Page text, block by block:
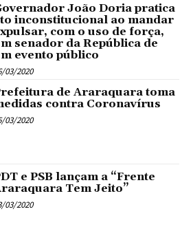
João Doria pratica
inconstitucional ao mandar
com o uso de força,
senador da República de
evento público
03/2020
de Araraquara toma
contra Coronavírus
03/2020
e PSB lançam a “Frente
Tem Jeito”
03/2020